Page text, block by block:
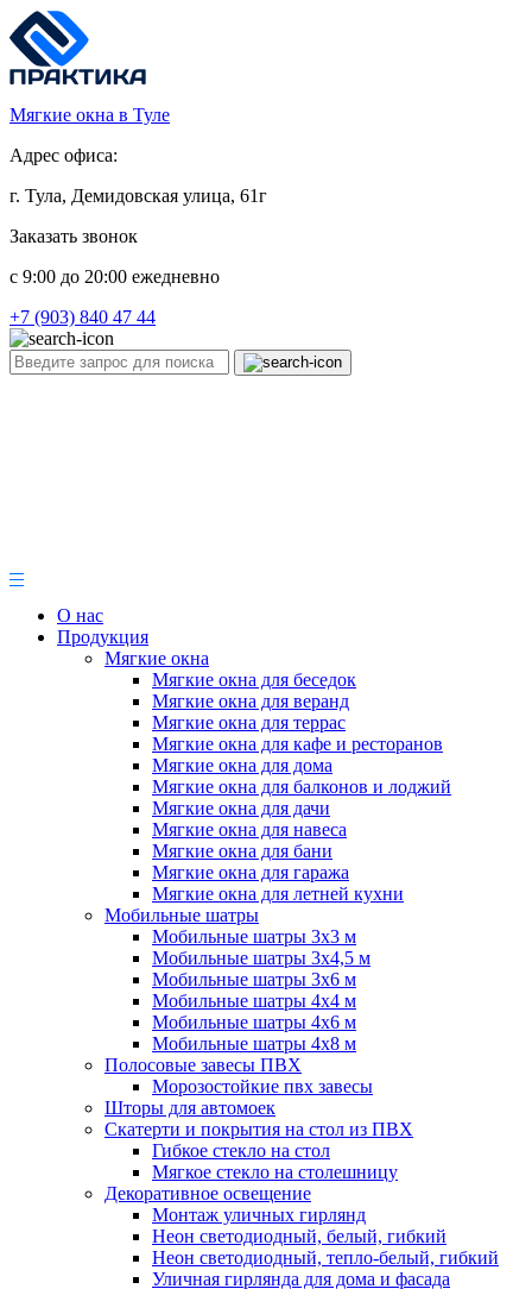
Мягкие окна в Туле
Адрес офиса:
г. Тула, Демидовская улица, 61г
Заказать звонок
c 9:00 до 20:00 ежедневно
+7 (903) 840 47 44
О нас
Продукция
Мягкие окна
Мягкие окна для беседок
Мягкие окна для веранд
Мягкие окна для террас
Мягкие окна для кафе и ресторанов
Мягкие окна для дома
Мягкие окна для балконов и лоджий
Мягкие окна для дачи
Мягкие окна для навеса
Мягкие окна для бани
Мягкие окна для гаража
Мягкие окна для летней кухни
Мобильные шатры
Мобильные шатры 3х3 м
Мобильные шатры 3х4,5 м
Мобильные шатры 3х6 м
Мобильные шатры 4х4 м
Мобильные шатры 4х6 м
Мобильные шатры 4х8 м
Полосовые завесы ПВХ
Морозостойкие пвх завесы
Шторы для автомоек
Скатерти и покрытия на стол из ПВХ
Гибкое стекло на стол
Мягкое стекло на столешницу
Декоративное освещение
Монтаж уличных гирлянд
Неон светодиодный, белый, гибкий
Неон светодиодный, тепло-белый, гибкий
Уличная гирлянда для дома и фасада